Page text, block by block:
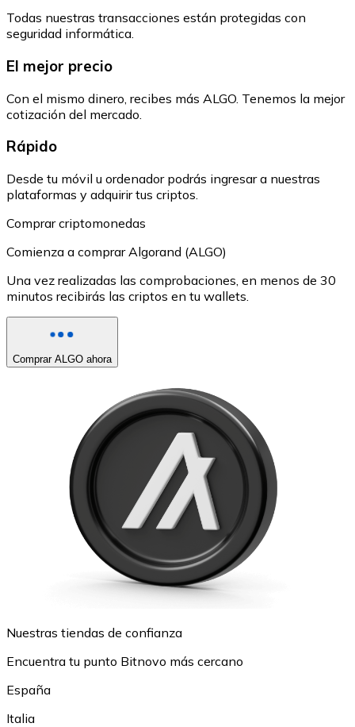
Todas nuestras transacciones están protegidas con
seguridad informática.
El mejor precio
Con el mismo dinero, recibes más ALGO. Tenemos la mejor
cotización del mercado.
Rápido
Desde tu móvil u ordenador podrás ingresar a nuestras
plataformas y adquirir tus criptos.
Comprar criptomonedas
Comienza a comprar Algorand (ALGO)
Una vez realizadas las comprobaciones, en menos de 30
minutos recibirás las criptos en tu wallets.
Comprar ALGO ahora
Nuestras tiendas de confianza
Encuentra tu punto Bitnovo más cercano
España
Italia